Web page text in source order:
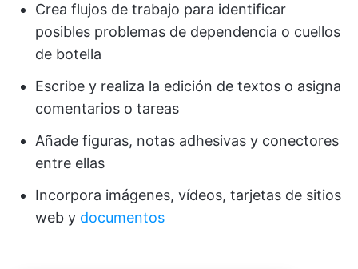
Crea flujos de trabajo para identificar
posibles problemas de dependencia o cuellos
de botella
Escribe y realiza la edición de textos o asigna
comentarios o tareas
Añade figuras, notas adhesivas y conectores
entre ellas
Incorpora imágenes, vídeos, tarjetas de sitios
web y documentos